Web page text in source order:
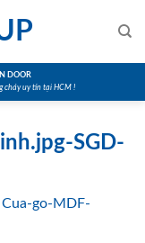
DOOR
cháy uy tín tại HCM !
SGD-
Cua-go-MDF-